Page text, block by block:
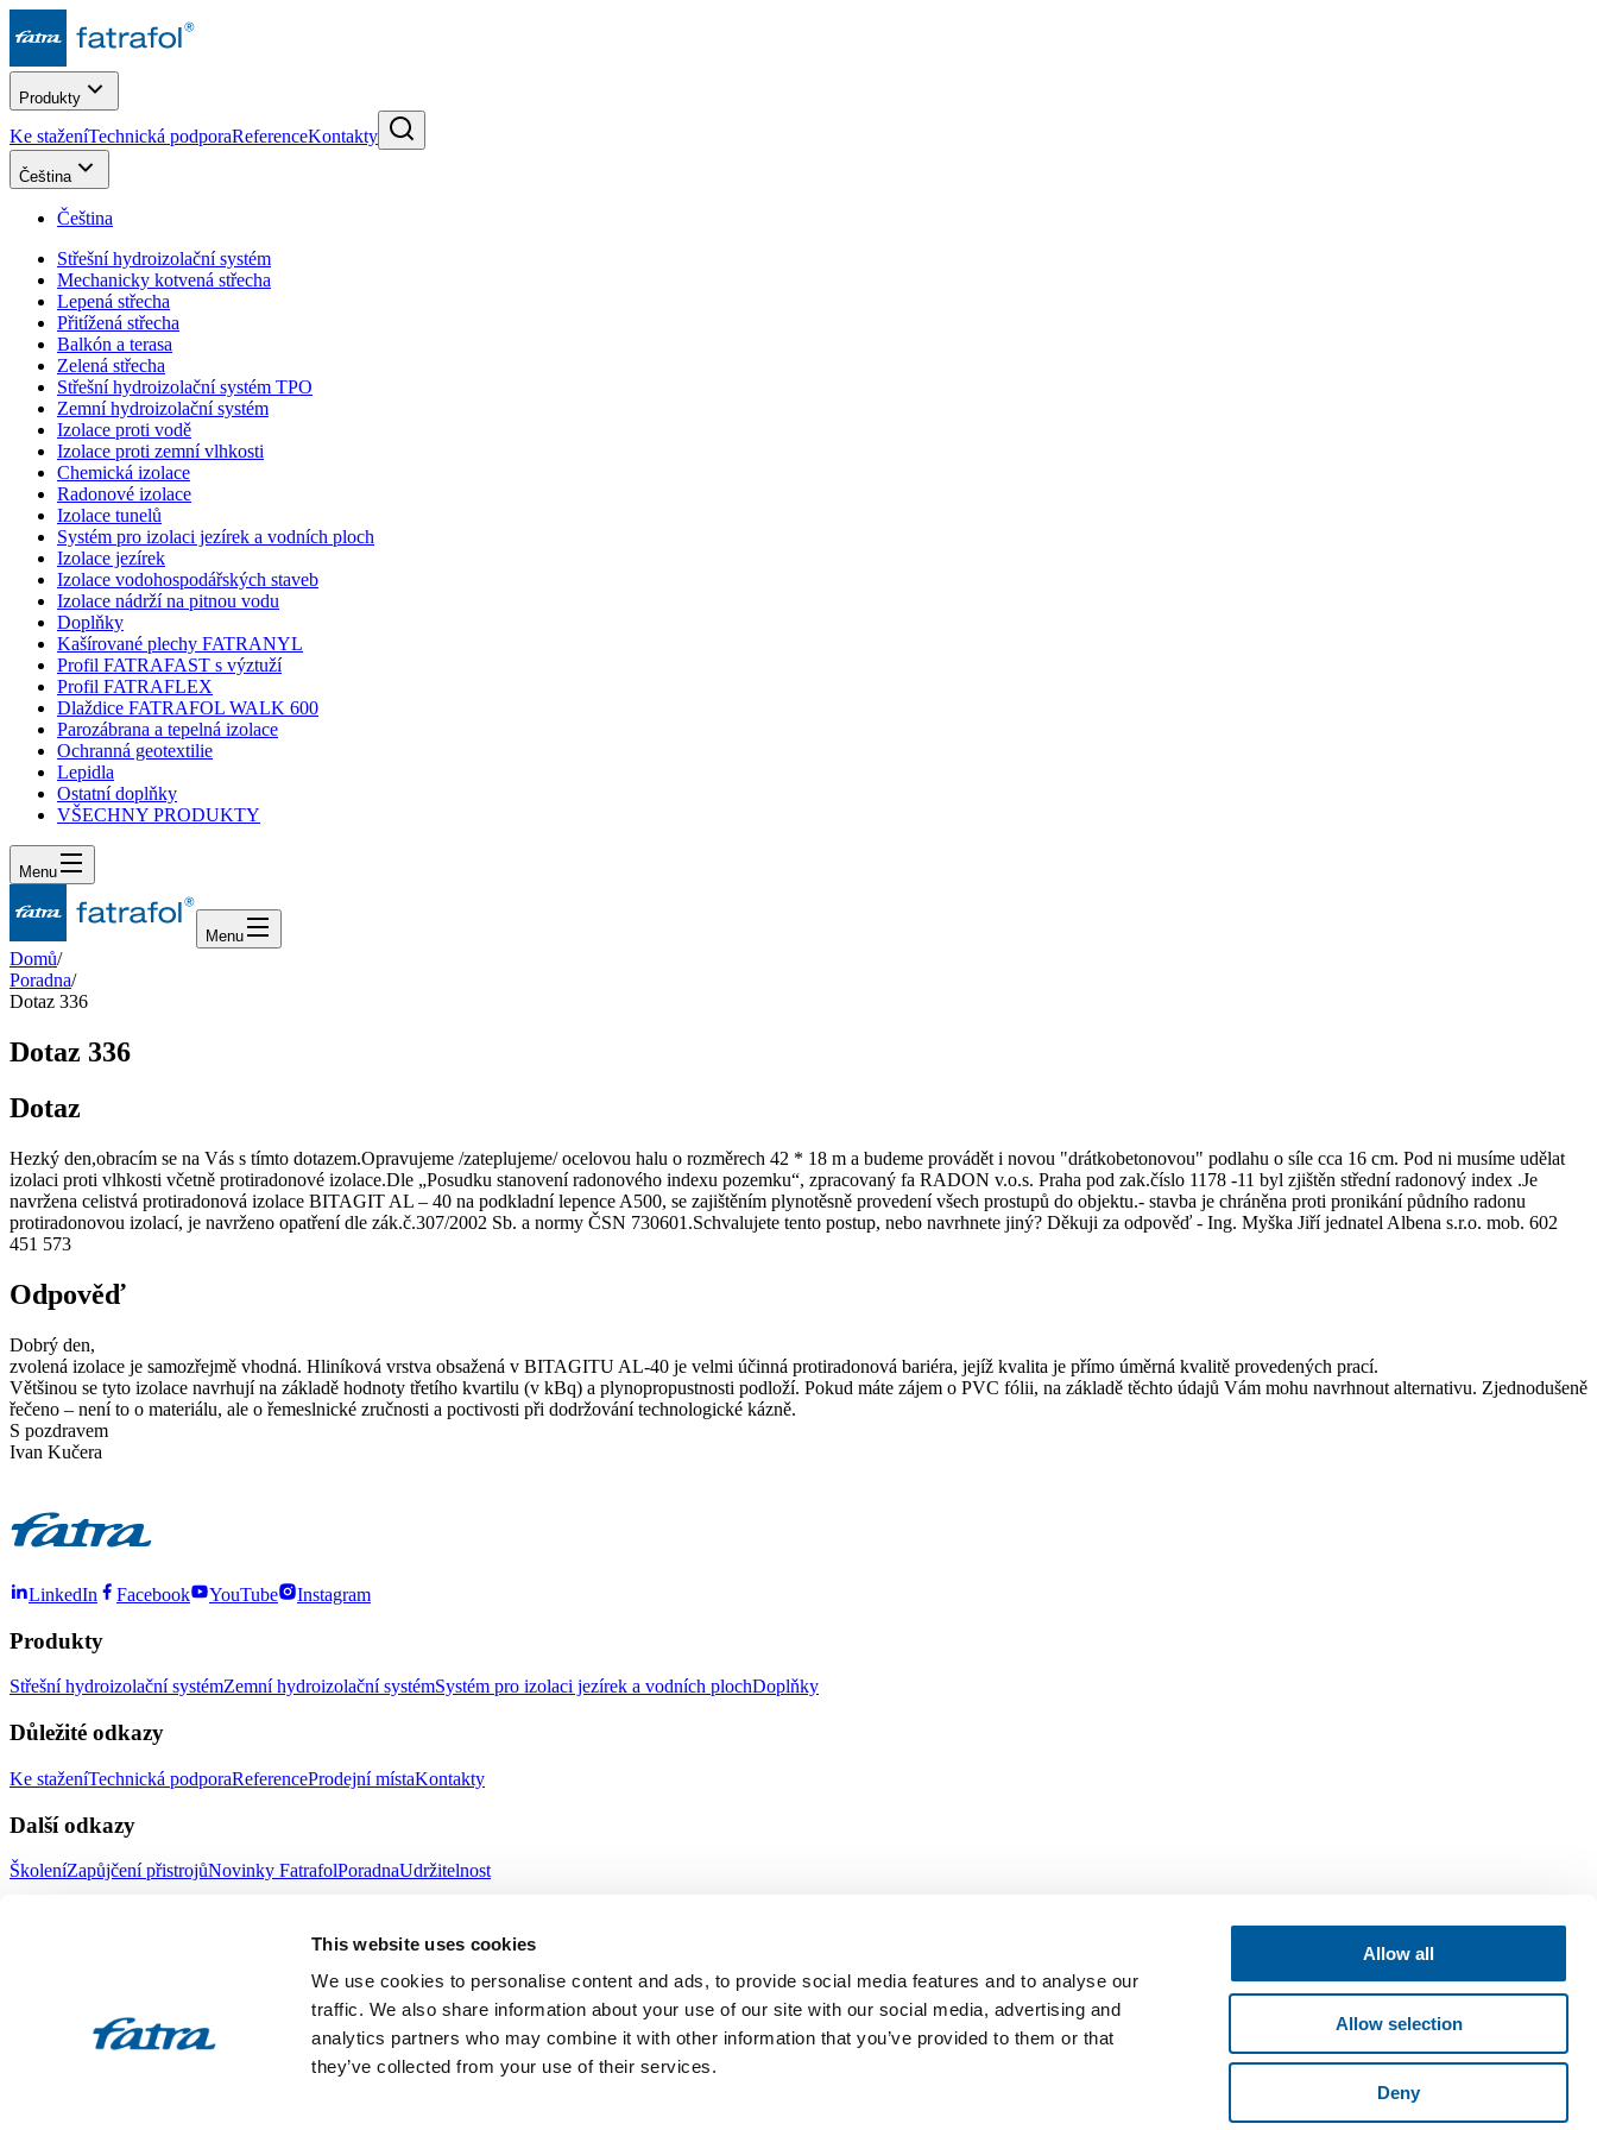
This website uses cookies
We use cookies to personalise content and ads, to provide social media features and to analyse our
traffic. We also share information about your use of our site with our social media, advertising and
analytics partners who may combine it with other information that you’ve provided to them or that
they’ve collected from your use of their services.
Allow all
Allow selection
Deny
Produkty
Ke staženíTechnická podporaReferenceKontakty
Čeština
Čeština
Střešní hydroizolační systém
Mechanicky kotvená střecha
Lepená střecha
Přitížená střecha
Balkón a terasa
Zelená střecha
Střešní hydroizolační systém TPO
Zemní hydroizolační systém
Izolace proti vodě
Izolace proti zemní vlhkosti
Chemická izolace
Radonové izolace
Izolace tunelů
Systém pro izolaci jezírek a vodních ploch
Izolace jezírek
Izolace vodohospodářských staveb
Izolace nádrží na pitnou vodu
Doplňky
Kašírované plechy FATRANYL
Profil FATRAFAST s výztuží
Profil FATRAFLEX
Dlaždice FATRAFOL WALK 600
Parozábrana a tepelná izolace
Ochranná geotextilie
Lepidla
Ostatní doplňky
VŠECHNY PRODUKTY
Menu
Menu
Domů/
Poradna/
Dotaz 336
Dotaz 336
Dotaz
Hezký den,obracím se na Vás s tímto dotazem.Opravujeme /zateplujeme/ ocelovou halu o rozměrech 42 * 18 m a budeme provádět i novou "drátkobetonovou" podlahu o síle cca 16 cm. Pod ni musíme udělat
izolaci proti vlhkosti včetně protiradonové izolace.Dle „Posudku stanovení radonového indexu pozemku“, zpracovaný fa RADON v.o.s. Praha pod zak.číslo 1178 -11 byl zjištěn střední radonový index .Je
navržena celistvá protiradonová izolace BITAGIT AL – 40 na podkladní lepence A500, se zajištěním plynotěsně provedení všech prostupů do objektu.- stavba je chráněna proti pronikání půdního radonu
protiradonovou izolací, je navrženo opatření dle zák.č.307/2002 Sb. a normy ČSN 730601.Schvalujete tento postup, nebo navrhnete jiný? Děkuji za odpověď - Ing. Myška Jiří jednatel Albena s.r.o. mob. 602
451 573
Odpověď
Dobrý den,
zvolená izolace je samozřejmě vhodná. Hliníková vrstva obsažená v BITAGITU AL-40 je velmi účinná protiradonová bariéra, jejíž kvalita je přímo úměrná kvalitě provedených prací.
Většinou se tyto izolace navrhují na základě hodnoty třetího kvartilu (v kBq) a plynopropustnosti podloží. Pokud máte zájem o PVC fólii, na základě těchto údajů Vám mohu navrhnout alternativu. Zjednodušeně
řečeno – není to o materiálu, ale o řemeslnické zručnosti a poctivosti při dodržování technologické kázně.
S pozdravem
Ivan Kučera
LinkedIn Facebook YouTube Instagram
Produkty
Střešní hydroizolační systémZemní hydroizolační systémSystém pro izolaci jezírek a vodních plochDoplňky
Důležité odkazy
Ke staženíTechnická podporaReferenceProdejní místaKontakty
Další odkazy
ŠkoleníZapůjčení přistrojůNovinky FatrafolPoradnaUdržitelnost
Volné pozice Ochrana oznamovatelů